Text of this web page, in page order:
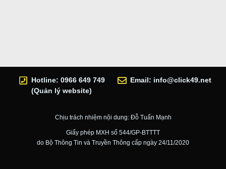
Hotline: 0966 649 749
(Quản lý website)
Email: info@click49.net
Chịu trách nhiệm nội dung: Đỗ Tuấn Mạnh
Giấy phép MXH số 544/GP-BTTTT
do Bộ Thông Tin và Truyền Thông cấp ngày 24/11/2020